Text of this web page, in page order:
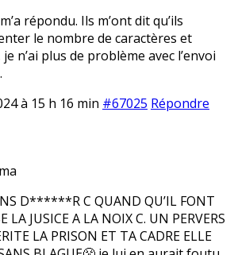
répondu. Ils m’ont dit qu’ils
le nombre de caractères et
n’ai plus de problème avec l’envoi
à 15 h 16 min #67025 Répondre
D******R C QUAND QU’IL FONT
LA JUSICE A LA NOIX C. UN PERVERS
LA PRISON ET TA CADRE ELLE